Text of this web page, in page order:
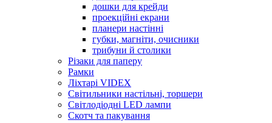
дошки для крейди
проекційні екрани
планери настінні
губки, магніти, очисники
трибуни й столики
Різаки для паперу
Рамки
Ліхтарі VIDEX
Світильники настільні, торшери
Світлодіодні LED лампи
Скотч та пакування